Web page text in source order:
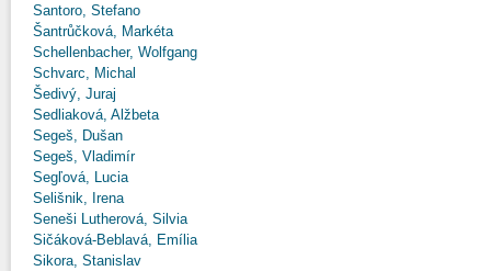
Santoro, Stefano
Šantrůčková, Markéta
Schellenbacher, Wolfgang
Schvarc, Michal
Šedivý, Juraj
Sedliaková, Alžbeta
Segeš, Dušan
Segeš, Vladimír
Segľová, Lucia
Selišnik, Irena
Seneši Lutherová, Silvia
Sičáková-Beblavá, Emília
Sikora, Stanislav